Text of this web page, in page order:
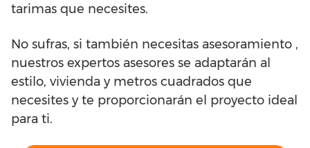
tarimas que necesites.
No sufras, si también necesitas asesoramiento ,
nuestros expertos asesores se adaptarán al
estilo, vivienda y metros cuadrados que
necesites y te proporcionarán el proyecto ideal
para ti.